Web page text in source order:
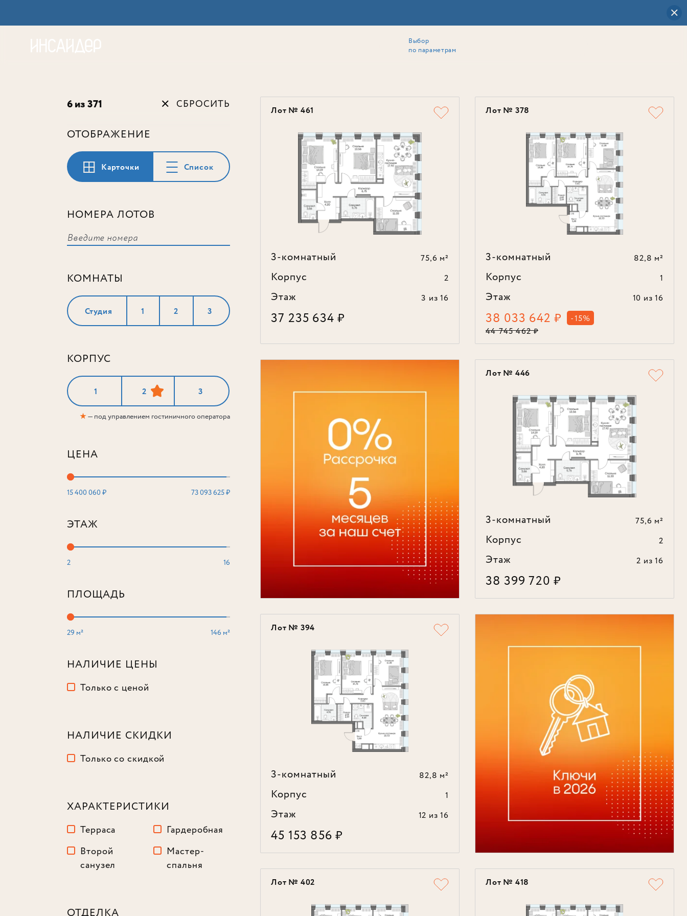
Выбор
по параметрам
6 из 371 СБРОСИТЬ
ОТОБРАЖЕНИЕ
Карточки Список
НОМЕРА ЛОТОВ
КОМНАТЫ
Студия 1 2 3
КОРПУС
1 2 3
★— под управлением гостиничного оператора
ЦЕНА
15 400 060 ₽ 73 093 625 ₽
ЭТАЖ
2 16
ПЛОЩАДЬ
29 м² 146 м²
НАЛИЧИЕ ЦЕНЫ
Только с ценой
НАЛИЧИЕ СКИДКИ
Только со скидкой
ХАРАКТЕРИСТИКИ
Терраса
Гардеробная
Второй
санузел
Мастер-
спальня
Лот № 461
3-комнатный 75,6 м²
Корпус 2
Этаж 3 из 16
37 235 634₽
Лот № 378
3-комнатный 82,8 м²
Корпус 1
Этаж 10 из 16
38 033 642₽
-15%
44 745 462₽
Лот № 446
3-комнатный 75,6 м²
Корпус 2
Этаж 2 из 16
38 399 720₽
Лот № 394
3-комнатный 82,8 м²
Корпус 1
Этаж 12 из 16
45 153 856₽
Лот № 402 Лот № 418